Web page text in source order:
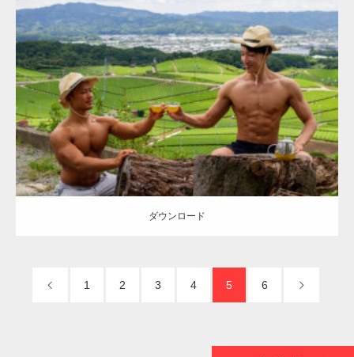
Update:2023.02.11
Category:茶畑のマッチョ その他 AKIHITO(細マッチョ) TOSHI(大胸
筋) 大胸筋 腹筋 八女 (福岡)
ダウンロード
ダウンロード
1 2 3 4 5 6
【TV】TBS番組「ひるおび」にてマッスルプ
ラスが紹介されま…
TOKYO FMラジオ番組「ONE MORNING」
で紹介さ…